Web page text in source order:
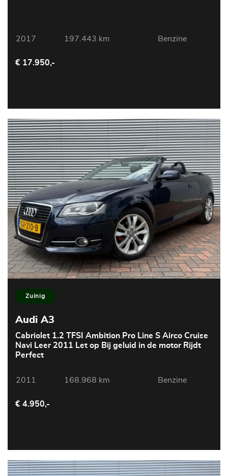
2017 197.443 km Benzine
€ 17.950,-
Zuinig
Audi A3
Cabriolet 1.2 TFSI Ambition Pro Line S Airco Cruise
Navi Leer 2011 Let op Bij geluid in de motor Rijdt
Perfect
2011 168.968 km Benzine
€ 4.950,-